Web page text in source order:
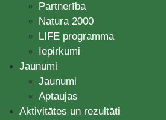
Partnerība
Natura 2000
LIFE programma
Iepirkumi
Jaunumi
Jaunumi
Aptaujas
Aktivitātes un rezultāti